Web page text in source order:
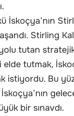
İskoçya’nın
Stirling
tutan
elde tutmak,
istiyordu. Bu
bir sınavdı.